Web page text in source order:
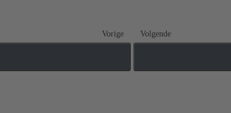
Vorige Volgende